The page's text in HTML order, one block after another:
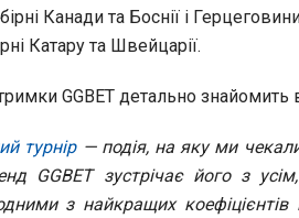
Канади та Боснії і
Катару та Швейцарії.
GGBET детально
турнір— подія, на яку ми
GGBET зустрічає його з
з найкращих